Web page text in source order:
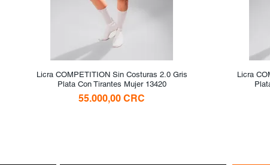
Vista rápida
Licra COMPETITION Sin Costuras 2.0 Gris
Plata Con Tirantes Mujer 13420
Precio
55.000,00 CRC
Licra